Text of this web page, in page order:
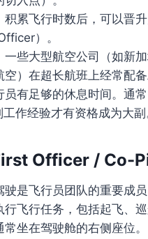
积累飞行时数后，可以晋
）。
一些大型航空公司（如新
空）在超长航班上经常配备
员有足够的休息时间。通
作经验才有资格成为大副
Officer / Co-
驶是飞行员团队的重要成
行飞行任务，包括起飞、
坐在驾驶舱的右侧座位。